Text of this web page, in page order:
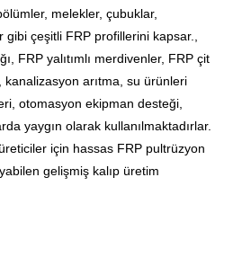
melekler, çubuklar,
gibi çeşitli FRP profillerini kapsar.
FRP yalıtımlı merdivenler, FRP çit
kanalizasyon arıtma, su ürünleri
otomasyon ekipman desteği,
yaygın olarak kullanılmaktadırlar.
için hassas FRP pultrüzyon
gelişmiş kalıp üretim